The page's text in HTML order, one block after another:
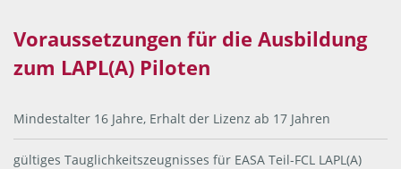
Voraussetzungen für die Ausbildung
zum LAPL(A) Piloten
Mindestalter 16 Jahre, Erhalt der Lizenz ab 17 Jahren
gültiges Tauglichkeitszeugnisses für EASA Teil-FCL LAPL(A)